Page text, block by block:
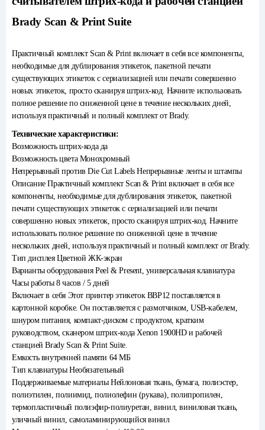
Brady Scan & Print Suite
Практичный комплект Scan & Print включает в себя все компоненты,
необходимые для дублирования этикеток, пакетной печати
существующих этикеток с сериализацией или печати совершенно
новых этикеток, просто сканируя штрих-код. Начните использовать
полное решение по сниженной цене в течение нескольких дней,
используя практичный и полный комплект от Brady.
Технические характеристики:
Возможность штрих-кода да
Возможность цвета Монохромный
Непрерывный против Die Cut Labels Непрерывные ленты и штампы
Описание Практичный комплект Scan & Print включает в себя все
компоненты, необходимые для дублирования этикеток, пакетной
печати существующих этикеток с сериализацией или печати
совершенно новых этикеток, просто сканируя штрих-код. Начните
использовать полное решение по сниженной цене в течение
нескольких дней, используя практичный и полный комплект от Brady.
Тип дисплея Цветной ЖК-экран
Варианты оборудования Peel & Present, универсальная клавиатура
Часы работы 8 часов / 5 дней
Включает в себя Этот принтер этикеток BBP12 поставляется в
картонной коробке. Он поставляется с размотчиком, USB-кабелем,
шнуром питания, компакт-диском с продуктом, кратким
руководством, сканером штрих-кода Xenon 1900HD и рабочей
станцией Brady Scan & Print Suite.
Емкость внутренней памяти 64 МБ
Тип клавиатуры Необязательный
Поддерживаемые материалы Нейлоновая ткань, бумага, полиэстер,
полиэтилен, полиимид, полиолефин (рукава), полипропилен,
термопластичный полиэфир-полиуретан, винил, виниловая ткань,
уличный винил, самоламинирующийся винил